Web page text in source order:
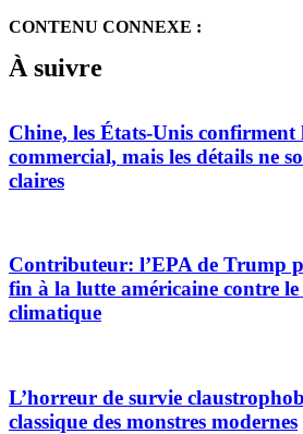
CONTENU CONNEXE :
À suivre
Chine, les États-Unis confirment
commercial, mais les détails ne
claires
Contributeur: l’EPA de Trump
fin à la lutte américaine contre le
climatique
L’horreur de survie
classique des monstres modernes